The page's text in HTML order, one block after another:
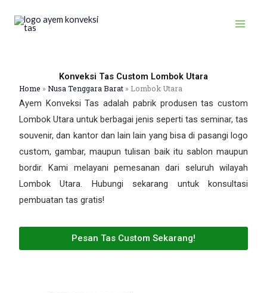
Konveksi Tas Custom Lombok Utara
Home »Nusa Tenggara Barat» Lombok Utara
Ayem Konveksi Tas adalah pabrik produsen tas custom
Lombok Utara untuk berbagai jenis seperti tas seminar, tas
souvenir, dan kantor dan lain lain yang bisa di pasangi logo
custom, gambar, maupun tulisan baik itu sablon maupun
bordir. Kami melayani pemesanan dari seluruh wilayah
Lombok Utara. Hubungi sekarang untuk konsultasi
pembuatan tas gratis!
Pesan Tas Custom Sekarang!